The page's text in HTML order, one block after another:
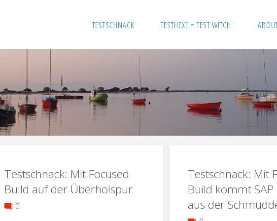
TESTSCHNACK TESTHEXE = TEST WITCH
Testschnack: Mit Focused
Build auf der Überholspur
0
Testschnack: Mit
Build kommt
aus der